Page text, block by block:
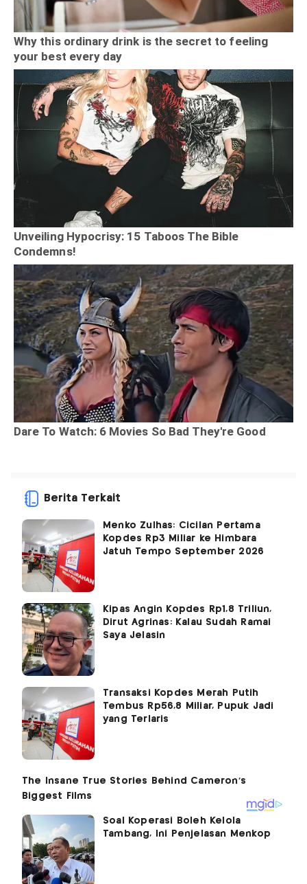
Berita Terkait
Menko Zulhas: Cicilan Pertama
Kopdes Rp3 Miliar ke Himbara
Jatuh Tempo September 2026
Kipas Angin Kopdes Rp1,8 Triliun,
Dirut Agrinas: Kalau Sudah Ramai
Saya Jelasin
Transaksi Kopdes Merah Putih
Tembus Rp56,8 Miliar, Pupuk Jadi
yang Terlaris
Soal Koperasi Boleh Kelola
Tambang, Ini Penjelasan Menkop